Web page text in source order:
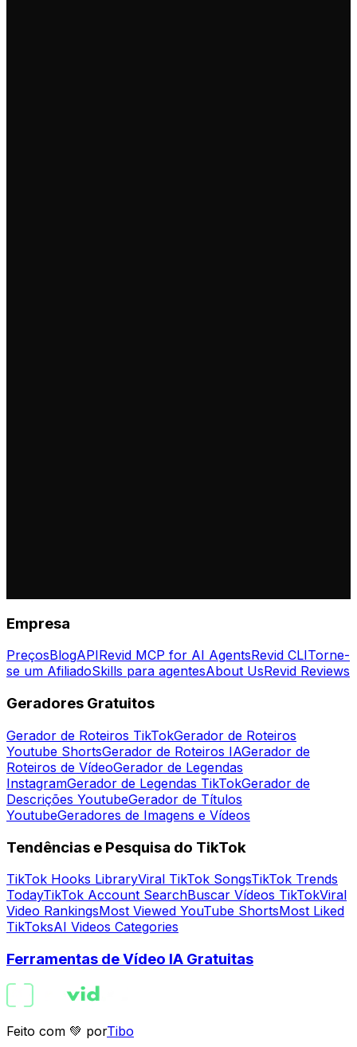
Empresa
PreçosBlogAPIRevid MCP for AI AgentsRevid CLITorne-
se um AfiliadoSkills para agentesAbout UsRevid Reviews
Geradores Gratuitos
Gerador de Roteiros TikTokGerador de Roteiros
Youtube ShortsGerador de Roteiros IAGerador de
Roteiros de VídeoGerador de Legendas
InstagramGerador de Legendas TikTokGerador de
Descrições YoutubeGerador de Títulos
YoutubeGeradores de Imagens e Vídeos
Tendências e Pesquisa do TikTok
TikTok Hooks LibraryViral TikTok SongsTikTok Trends
TodayTikTok Account SearchBuscar Vídeos TikTokViral
Video RankingsMost Viewed YouTube ShortsMost Liked
TikToksAI Videos Categories
Ferramentas de Vídeo IA Gratuitas
Feito com 💚 porTibo